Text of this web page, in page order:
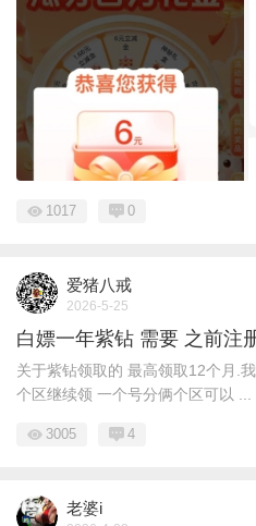
1017 0
爱猪八戒
2026-5-25
白嫖一年紫钻 需要 之前注
关于紫钻领取的 最高领取12个月.
个区继续领 一个号分俩个区可以 ...
3005 4
老婆i